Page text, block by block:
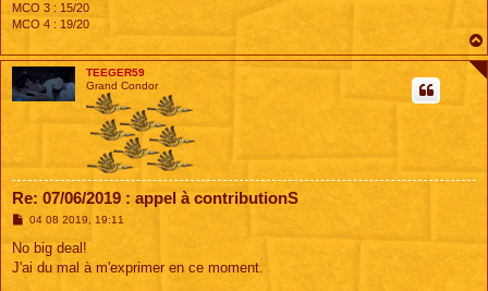
MCO 3 : 15/20
MCO 4 : 19/20
TEEGER59
Grand Condor
Re: 07/06/2019 : appel à contributionS
M
s
a
04 08 2019, 19:11
No big deal!
J'ai du mal à m'exprimer en ce moment.